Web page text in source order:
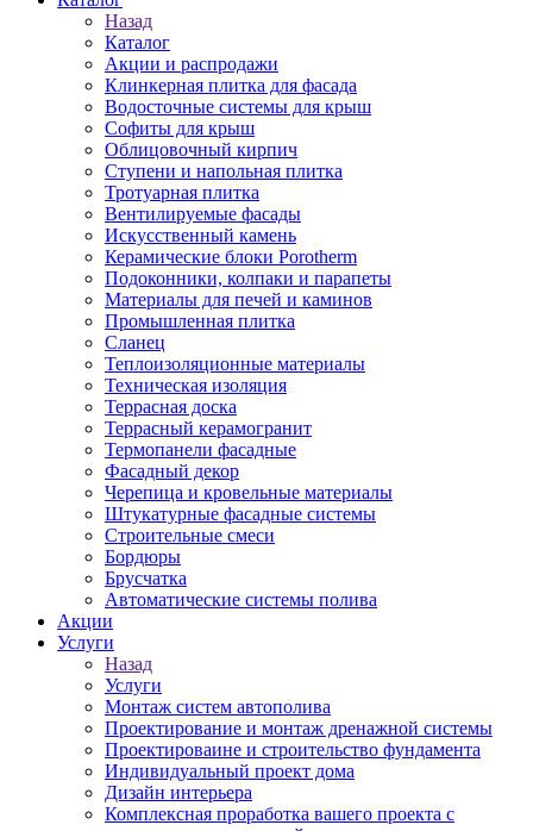
Назад
Каталог
Акции и распродажи
Клинкерная плитка для фасада
Водосточные системы для крыш
Софиты для крыш
Облицовочный кирпич
Ступени и напольная плитка
Тротуарная плитка
Вентилируемые фасады
Искусственный камень
Керамические блоки Porotherm
Подоконники, колпаки и парапеты
Материалы для печей и каминов
Промышленная плитка
Сланец
Теплоизоляционные материалы
Техническая изоляция
Террасная доска
Террасный керамогранит
Термопанели фасадные
Фасадный декор
Черепица и кровельные материалы
Штукатурные фасадные системы
Строительные смеси
Бордюры
Брусчатка
Автоматические системы полива
Акции
Услуги
Назад
Услуги
Монтаж систем автополива
Проектирование и монтаж дренажной системы
Проектироваине и строительство фундамента
Индивидуальный проект дома
Дизайн интерьера
Комплексная проработка вашего проекта с